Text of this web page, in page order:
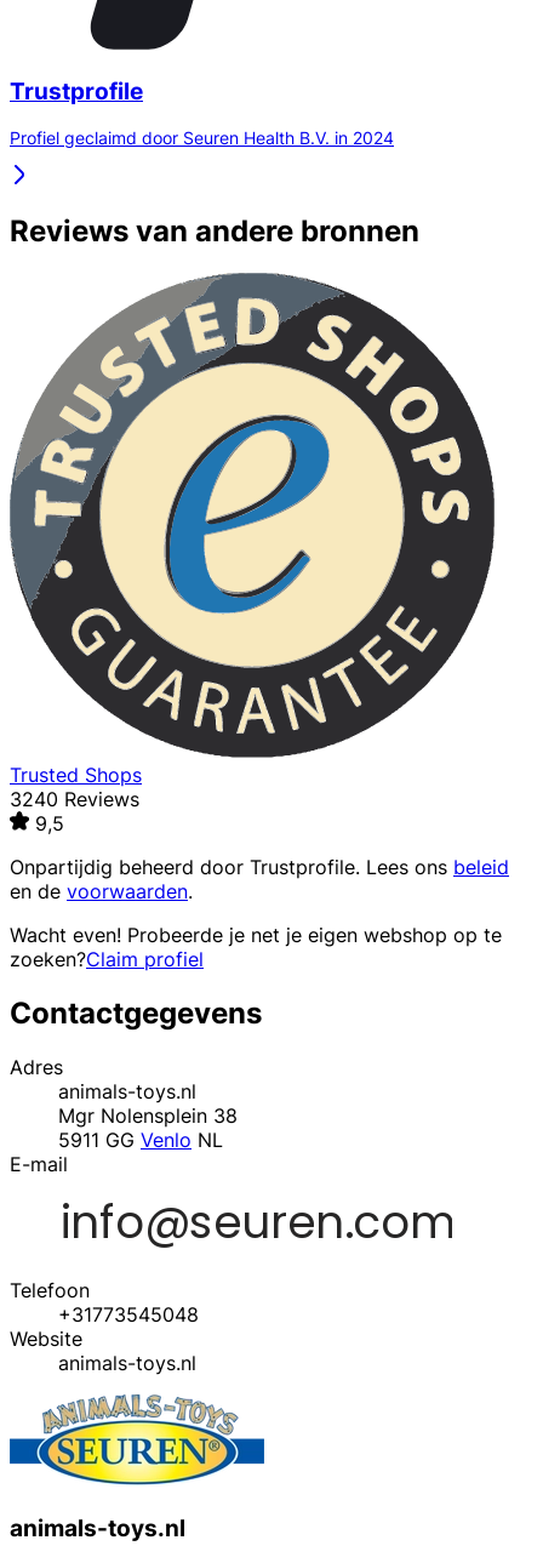
Trustprofile
Profiel geclaimd door Seuren Health B.V. in 2024
Reviews van andere bronnen
Trusted Shops
3240 Reviews
9,5
Onpartijdig beheerd door Trustprofile. Lees ons beleid
en de voorwaarden.
Wacht even! Probeerde je net je eigen webshop op te
zoeken?Claim profiel
Contactgegevens
Adres
animals-toys.nl
Mgr Nolensplein 38
5911 GG Venlo NL
E-mail
Telefoon
+31773545048
Website
animals-toys.nl
animals-toys.nl